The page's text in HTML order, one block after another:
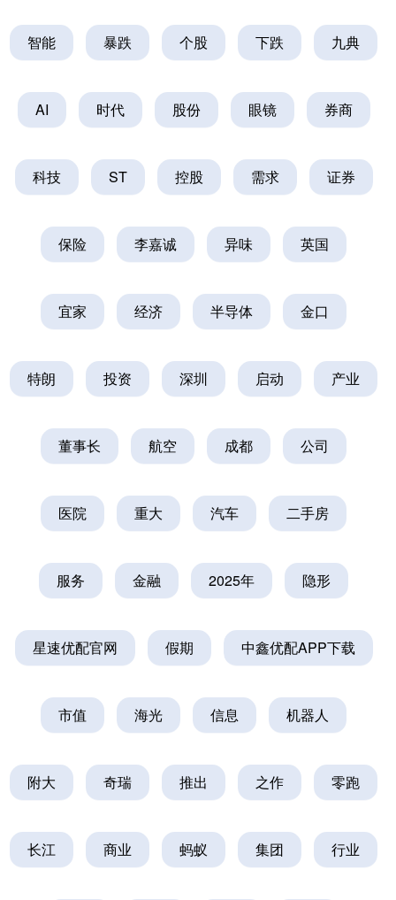
智能 暴跌 个股 下跌 九典
AI 时代 股份 眼镜 券商
科技 ST 控股 需求 证券
保险 李嘉诚 异味 英国
宜家 经济 半导体 金口
特朗 投资 深圳 启动 产业
董事长 航空 成都 公司
医院 重大 汽车 二手房
服务 金融 2025年 隐形
星速优配官网 假期 中鑫优配APP下载
市值 海光 信息 机器人
附大 奇瑞 推出 之作 零跑
长江 商业 蚂蚁 集团 行业